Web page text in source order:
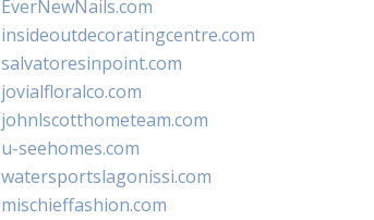
EverNewNails.com
insideoutdecoratingcentre.com
salvatoresinpoint.com
jovialfloralco.com
johnlscotthometeam.com
u-seehomes.com
watersportslagonissi.com
mischieffashion.com